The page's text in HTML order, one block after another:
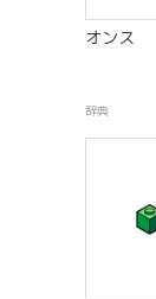
オンス
辞典